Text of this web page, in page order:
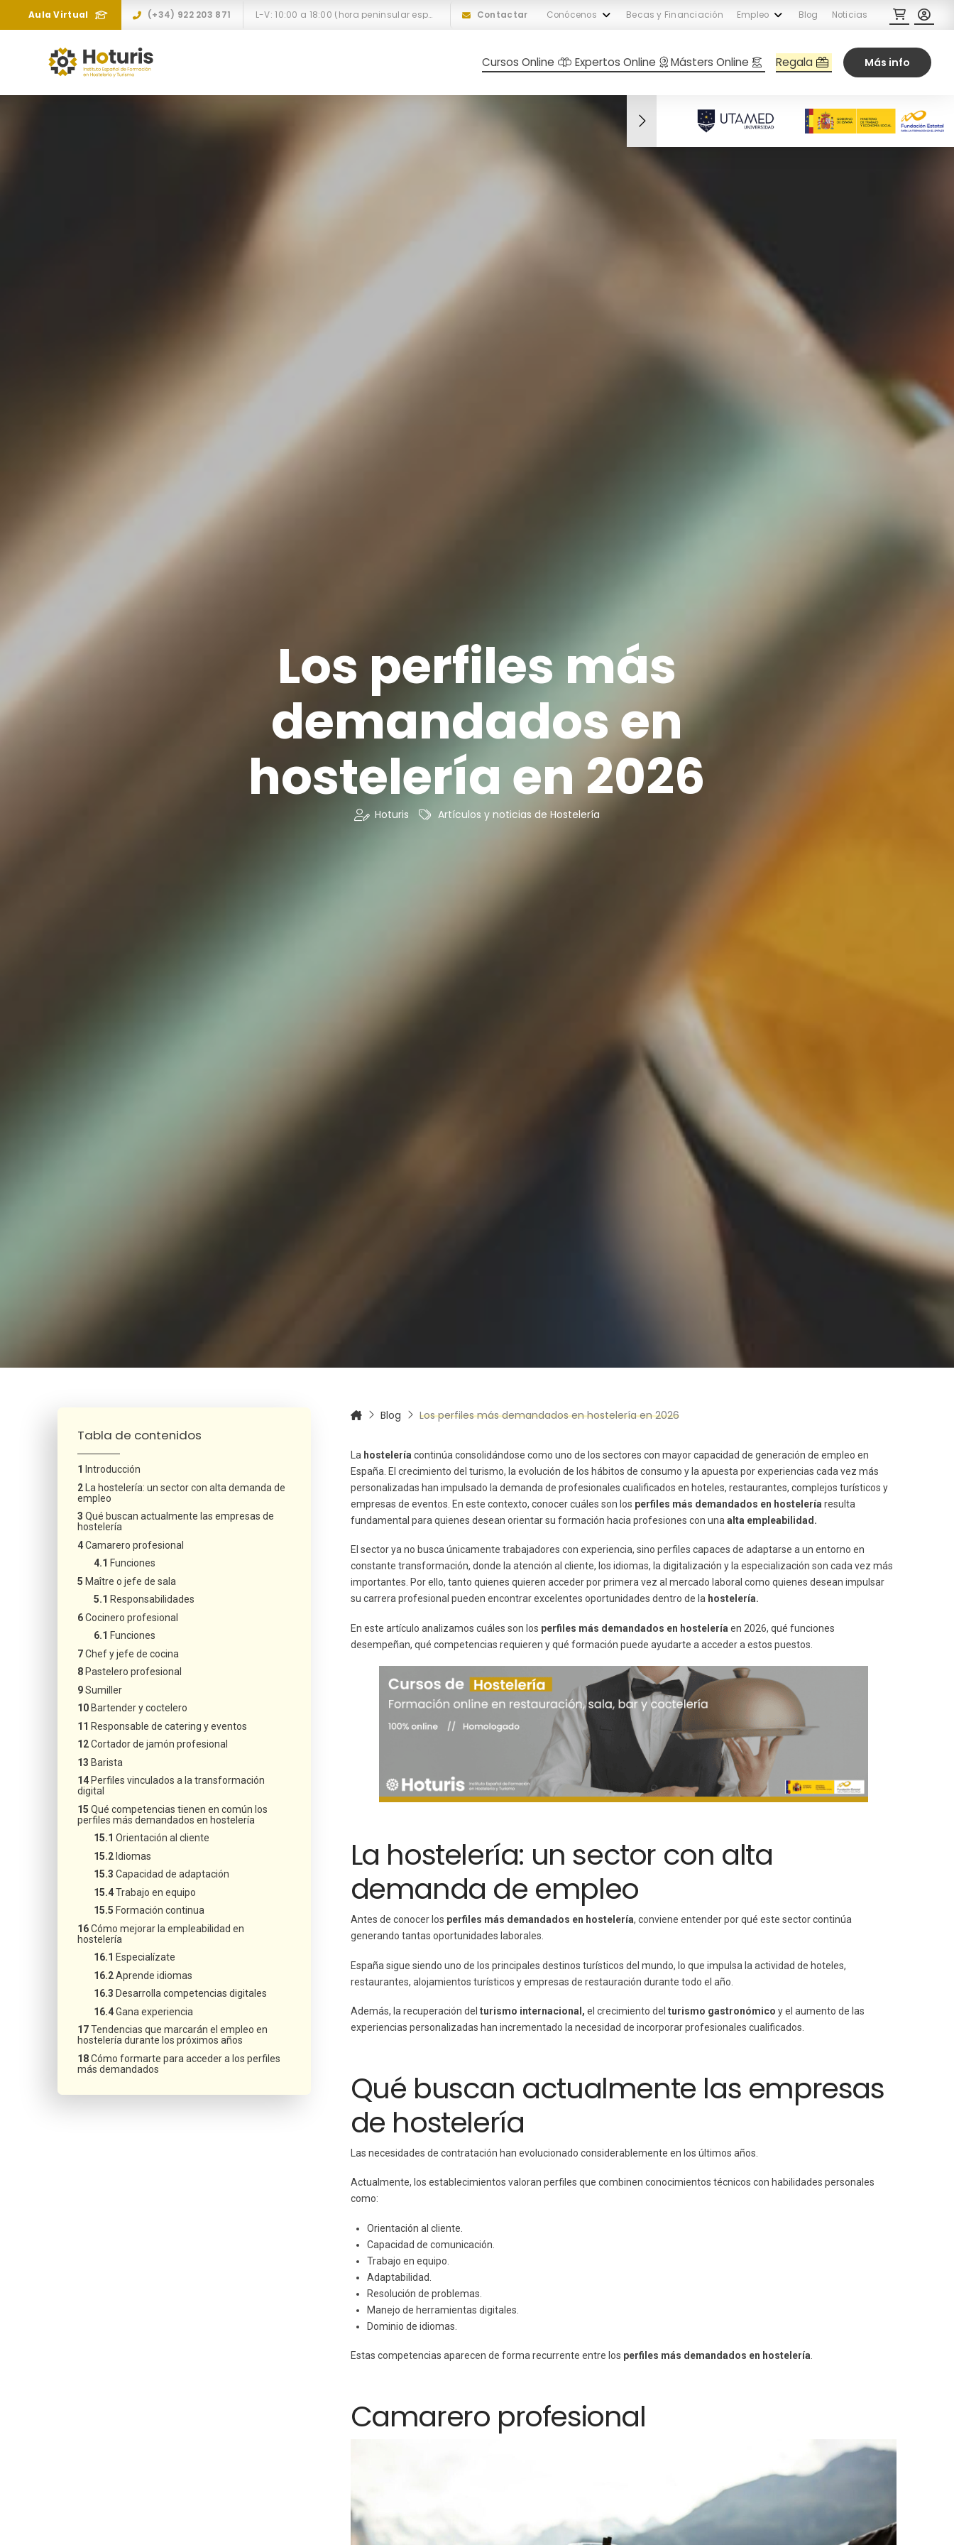
Aula Virtual (+34) 922 203 871 L-V: 10:00 a 18:00 (hora peninsular española) Contactar Conócenos Becas y Financiación Empleo Blog Noticias
Cursos Online Expertos Online Másters Online Regala Más info
Los perfiles más
demandados en
hostelería en 2026
Hoturis Artículos y noticias de Hostelería
Tabla de contenidos
Introducción
La hostelería: un sector con alta demanda de
empleo
Qué buscan actualmente las empresas de
hostelería
Camarero profesional
Funciones
Maître o jefe de sala
Responsabilidades
Cocinero profesional
Funciones
Chef y jefe de cocina
Pastelero profesional
Sumiller
Bartender y coctelero
Responsable de catering y eventos
Cortador de jamón profesional
Barista
Perfiles vinculados a la transformación
digital
Qué competencias tienen en común los
perfiles más demandados en hostelería
Orientación al cliente
Idiomas
Capacidad de adaptación
Trabajo en equipo
Formación continua
Cómo mejorar la empleabilidad en
hostelería
Especialízate
Aprende idiomas
Desarrolla competencias digitales
Gana experiencia
Tendencias que marcarán el empleo en
hostelería durante los próximos años
Cómo formarte para acceder a los perfiles
más demandados
Blog Los perfiles más demandados en hostelería en 2026
La hostelería continúa consolidándose como uno de los sectores con mayor capacidad de generación de empleo en
España. El crecimiento del turismo, la evolución de los hábitos de consumo y la apuesta por experiencias cada vez más
personalizadas han impulsado la demanda de profesionales cualificados en hoteles, restaurantes, complejos turísticos y
empresas de eventos. En este contexto, conocer cuáles son los perfiles más demandados en hostelería resulta
fundamental para quienes desean orientar su formación hacia profesiones con una alta empleabilidad.
El sector ya no busca únicamente trabajadores con experiencia, sino perfiles capaces de adaptarse a un entorno en
constante transformación, donde la atención al cliente, los idiomas, la digitalización y la especialización son cada vez más
importantes. Por ello, tanto quienes quieren acceder por primera vez al mercado laboral como quienes desean impulsar
su carrera profesional pueden encontrar excelentes oportunidades dentro de la hostelería.
En este artículo analizamos cuáles son los perfiles más demandados en hostelería en 2026, qué funciones
desempeñan, qué competencias requieren y qué formación puede ayudarte a acceder a estos puestos.
La hostelería: un sector con alta
demanda de empleo
Antes de conocer los perfiles más demandados en hostelería, conviene entender por qué este sector continúa
generando tantas oportunidades laborales.
España sigue siendo uno de los principales destinos turísticos del mundo, lo que impulsa la actividad de hoteles,
restaurantes, alojamientos turísticos y empresas de restauración durante todo el año.
Además, la recuperación del turismo internacional, el crecimiento del turismo gastronómico y el aumento de las
experiencias personalizadas han incrementado la necesidad de incorporar profesionales cualificados.
Qué buscan actualmente las empresas
de hostelería
Las necesidades de contratación han evolucionado considerablemente en los últimos años.
Actualmente, los establecimientos valoran perfiles que combinen conocimientos técnicos con habilidades personales
como:
Orientación al cliente.
Capacidad de comunicación.
Trabajo en equipo.
Adaptabilidad.
Resolución de problemas.
Manejo de herramientas digitales.
Dominio de idiomas.
Estas competencias aparecen de forma recurrente entre los perfiles más demandados en hostelería
Camarero profesional